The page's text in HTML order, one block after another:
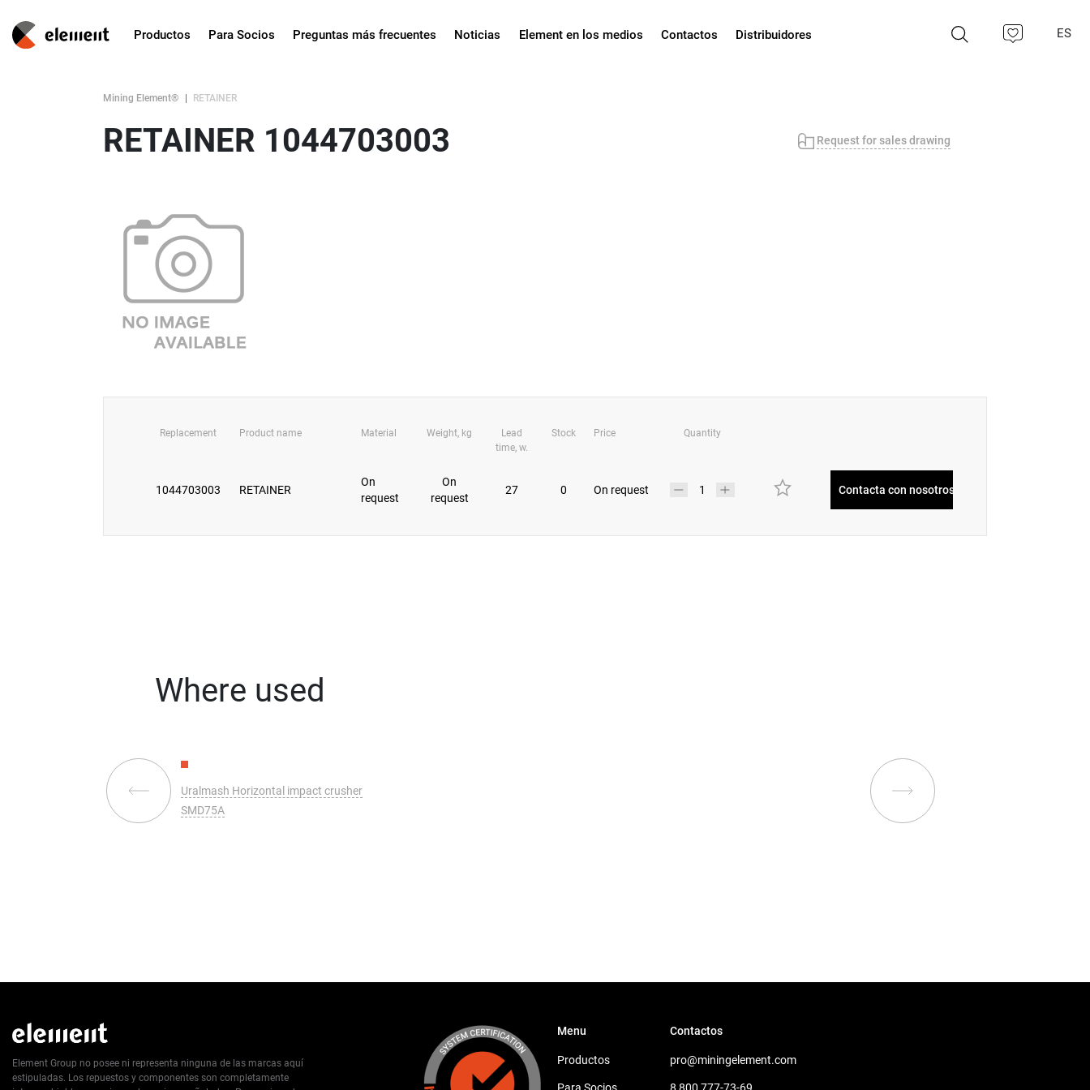
Productos Para Socios Preguntas más frecuentes Noticias Element en los medios Contactos Distribuidores ES
Mining Element® RETAINER
RETAINER 1044703003 Request for sales drawing
Replacement Product name Material Weight, kg
Lead
time, w.
Stock Price Quantity
1044703003 RETAINER
On
request
On
request
27 0 On request Contacta con nosotros
Where used
Uralmash Horizontal impact crusher
SMD75A
Element Group no posee ni representa ninguna de las marcas aquí
estipuladas. Los repuestos y componentes son completamente
Menu
Productos
Contactos
pro@miningelement.com